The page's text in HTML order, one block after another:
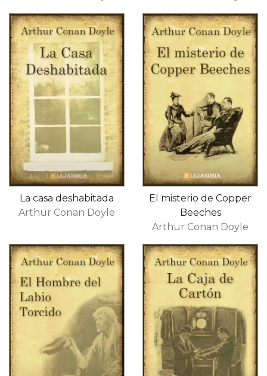
La casa deshabitada
Arthur Conan Doyle
El misterio de Copper
Beeches
Arthur Conan Doyle